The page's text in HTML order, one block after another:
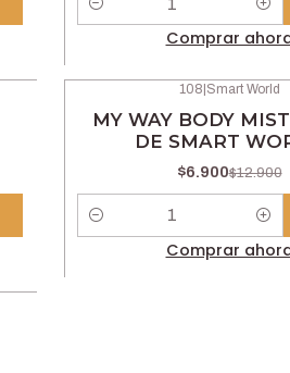
Comprar
108 Smart World
MY WAY BODY
DE SMART
$6.900$12.900
Cantidad
Comprar